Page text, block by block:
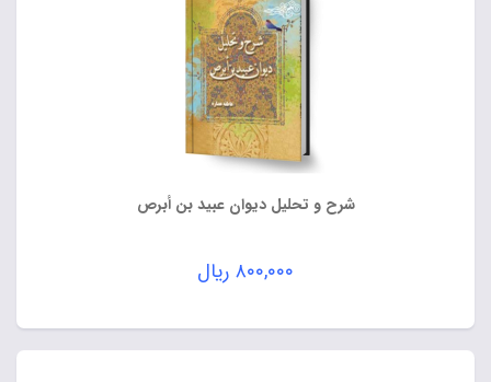
شرح و تحلیل دیوان عبید بن أبرص
۸۰۰,۰۰۰ ریال